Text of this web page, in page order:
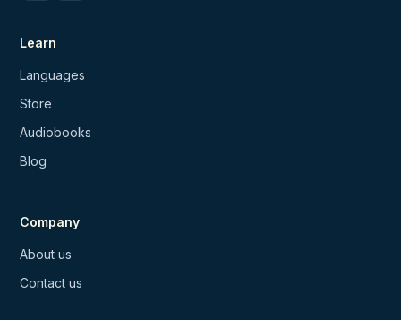
Learn
Languages
Store
Audiobooks
Blog
Company
About us
Contact us